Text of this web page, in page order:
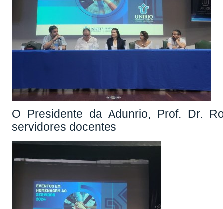
O Presidente da Adunrio, Prof. Dr.
servidores docentes